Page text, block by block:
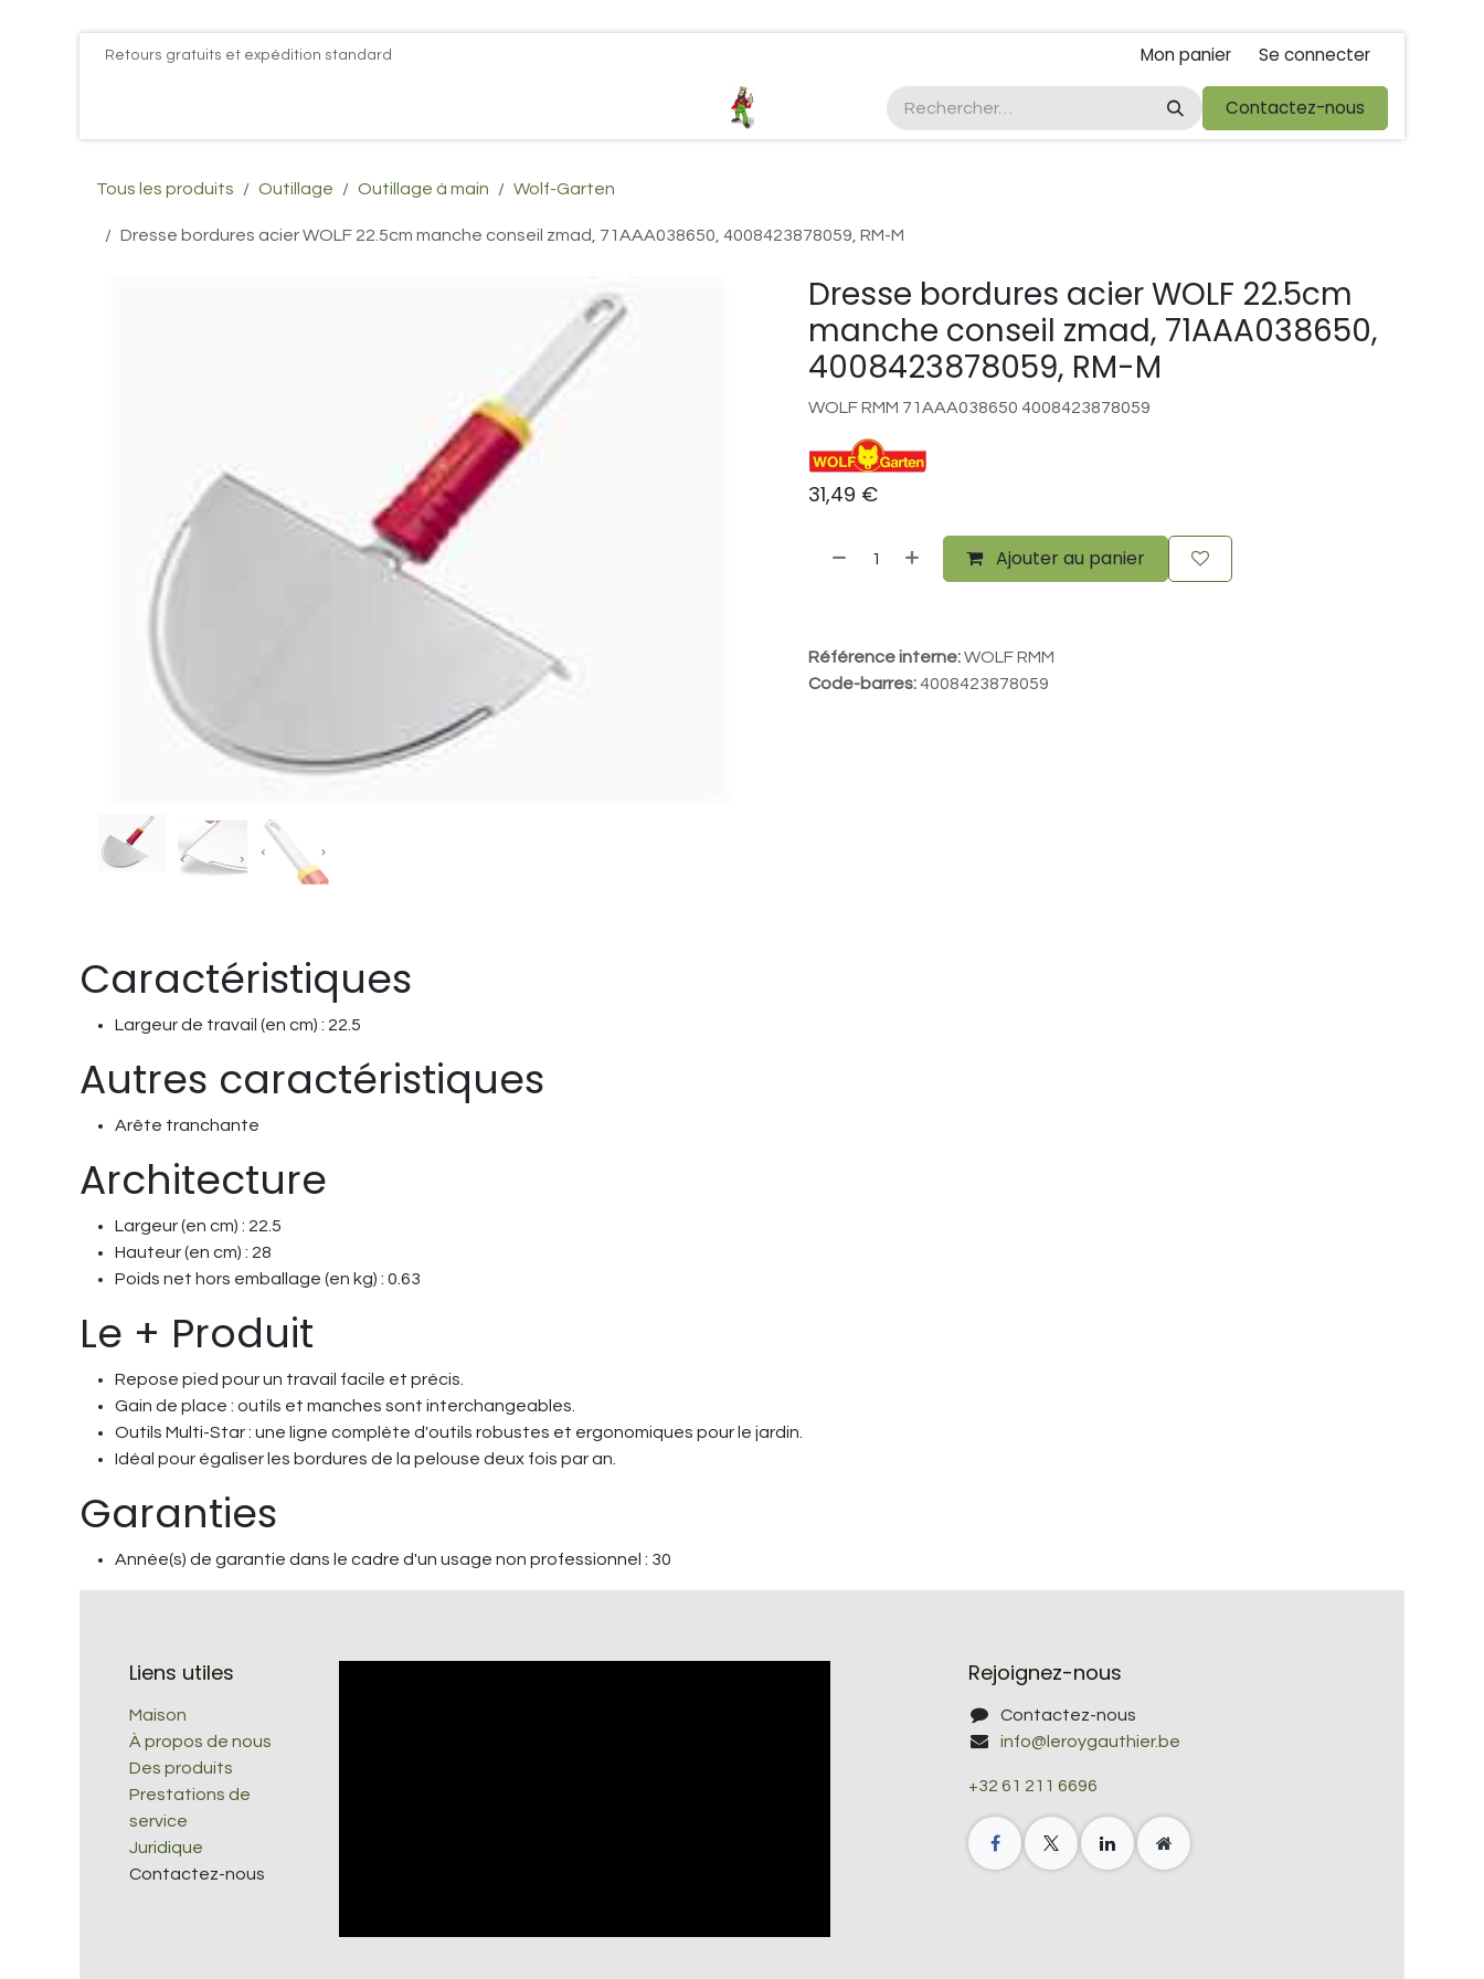
Se rendre au contenuRetours gratuits et expédition standard Mon panier Se connecter
Plus d'infos Kubota 38cv EGO Kubota foire de libramont Droit de rétractations
Contactez-nous
Tous les produits Outillage Outillage à main Wolf-Garten
Dresse bordures acier WOLF 22.5cm manche conseil zmad, 71AAA038650, 4008423878059, RM-M
Dresse bordures acier WOLF 22.5cm
manche conseil zmad, 71AAA038650,
4008423878059, RM-M
WOLF RMM 71AAA038650 4008423878059
31,49 €
Ajouter au panier
Référence interne:WOLF RMM
Code-barres:4008423878059
Caractéristiques
Largeur de travail (en cm) : 22.5
Autres caractéristiques
Arête tranchante
Architecture
Largeur (en cm) : 22.5
Hauteur (en cm) : 28
Poids net hors emballage (en kg) : 0.63
Le + Produit
Repose pied pour un travail facile et précis.
Gain de place : outils et manches sont interchangeables.
Outils Multi-Star : une ligne complète d'outils robustes et ergonomiques pour le jardin.
Idéal pour égaliser les bordures de la pelouse deux fois par an.
Garanties
Année(s) de garantie dans le cadre d'un usage non professionnel : 30
Liens utiles
Maison
À propos de nous
Des produits
Prestations de
service
Juridique
Contactez-nous
Rejoignez-nous
Contactez-nous
info@leroygauthier.be
+32 61 211 6696